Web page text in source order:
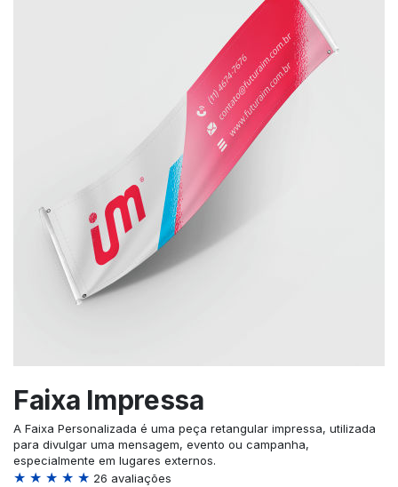
Faixa Impressa
A Faixa Personalizada é uma peça retangular impressa, utilizada
para divulgar uma mensagem, evento ou campanha,
especialmente em lugares externos.
★ ★ ★ ★ ★ 26 avaliações